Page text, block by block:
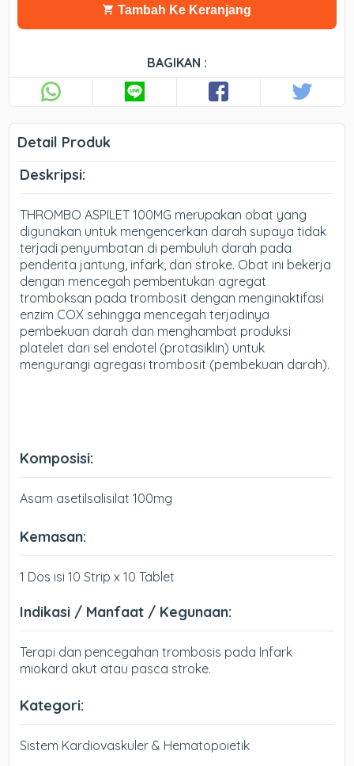
Tambah Ke Keranjang
BAGIKAN :
Detail Produk
Deskripsi:
THROMBO ASPILET 100MG merupakan obat yang
digunakan untuk mengencerkan darah supaya tidak
terjadi penyumbatan di pembuluh darah pada
penderita jantung, infark, dan stroke. Obat ini bekerja
dengan mencegah pembentukan agregat
tromboksan pada trombosit dengan menginaktifasi
enzim COX sehingga mencegah terjadinya
pembekuan darah dan menghambat produksi
platelet dari sel endotel (protasiklin) untuk
mengurangi agregasi trombosit (pembekuan darah).
Komposisi:
Asam asetilsalisilat 100mg
Kemasan:
1 Dos isi 10 Strip x 10 Tablet
Indikasi / Manfaat / Kegunaan:
Terapi dan pencegahan trombosis pada Infark
miokard akut atau pasca stroke.
Kategori:
Sistem Kardiovaskuler & Hematopoietik